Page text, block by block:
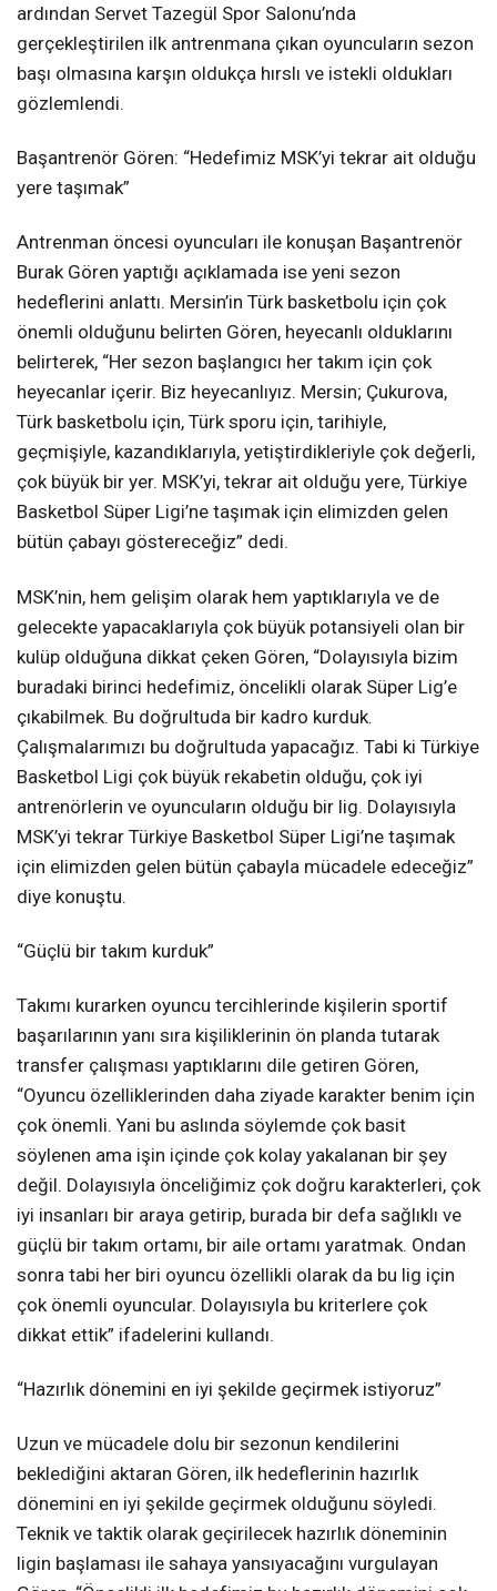
ardından Servet Tazegül Spor Salonu’nda
gerçekleştirilen ilk antrenmana çıkan oyuncuların sezon
başı olmasına karşın oldukça hırslı ve istekli oldukları
gözlemlendi.
Başantrenör Gören: “Hedefimiz MSK’yi tekrar ait olduğu
yere taşımak”
Antrenman öncesi oyuncuları ile konuşan Başantrenör
Burak Gören yaptığı açıklamada ise yeni sezon
hedeflerini anlattı. Mersin’in Türk basketbolu için çok
önemli olduğunu belirten Gören, heyecanlı olduklarını
belirterek, “Her sezon başlangıcı her takım için çok
heyecanlar içerir. Biz heyecanlıyız. Mersin; Çukurova,
Türk basketbolu için, Türk sporu için, tarihiyle,
geçmişiyle, kazandıklarıyla, yetiştirdikleriyle çok değerli,
çok büyük bir yer. MSK’yi, tekrar ait olduğu yere, Türkiye
Basketbol Süper Ligi’ne taşımak için elimizden gelen
bütün çabayı göstereceğiz” dedi.
MSK’nin, hem gelişim olarak hem yaptıklarıyla ve de
gelecekte yapacaklarıyla çok büyük potansiyeli olan bir
kulüp olduğuna dikkat çeken Gören, “Dolayısıyla bizim
buradaki birinci hedefimiz, öncelikli olarak Süper Lig’e
çıkabilmek. Bu doğrultuda bir kadro kurduk.
Çalışmalarımızı bu doğrultuda yapacağız. Tabi ki Türkiye
Basketbol Ligi çok büyük rekabetin olduğu, çok iyi
antrenörlerin ve oyuncuların olduğu bir lig. Dolayısıyla
MSK’yi tekrar Türkiye Basketbol Süper Ligi’ne taşımak
için elimizden gelen bütün çabayla mücadele edeceğiz”
diye konuştu.
“Güçlü bir takım kurduk”
Takımı kurarken oyuncu tercihlerinde kişilerin sportif
başarılarının yanı sıra kişiliklerinin ön planda tutarak
transfer çalışması yaptıklarını dile getiren Gören,
“Oyuncu özelliklerinden daha ziyade karakter benim için
çok önemli. Yani bu aslında söylemde çok basit
söylenen ama işin içinde çok kolay yakalanan bir şey
değil. Dolayısıyla önceliğimiz çok doğru karakterleri, çok
iyi insanları bir araya getirip, burada bir defa sağlıklı ve
güçlü bir takım ortamı, bir aile ortamı yaratmak. Ondan
sonra tabi her biri oyuncu özellikli olarak da bu lig için
çok önemli oyuncular. Dolayısıyla bu kriterlere çok
dikkat ettik” ifadelerini kullandı.
“Hazırlık dönemini en iyi şekilde geçirmek istiyoruz”
Uzun ve mücadele dolu bir sezonun kendilerini
beklediğini aktaran Gören, ilk hedeflerinin hazırlık
dönemini en iyi şekilde geçirmek olduğunu söyledi.
Teknik ve taktik olarak geçirilecek hazırlık döneminin
ligin başlaması ile sahaya yansıyacağını vurgulayan